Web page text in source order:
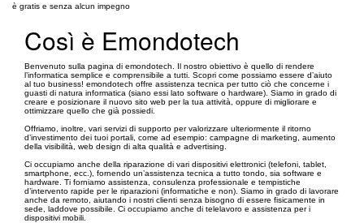
è gratis e senza alcun impegno
Così è Emondotech
Benvenuto sulla pagina di emondotech. Il nostro obiettivo è quello di rendere
l’informatica semplice e comprensibile a tutti. Scopri come possiamo essere d’aiuto
al tuo business! emondotech offre assistenza tecnica per tutto ciò che concerne i
guasti di natura informatica (siano essi lato software o hardware). Siamo in grado di
creare e posizionare il nuovo sito web per la tua attività, oppure di migliorare e
ottimizzare quello che già possiedi.
Offriamo, inoltre, vari servizi di supporto per valorizzare ulteriormente il ritorno
d’investimento dei tuoi portali, come ad esempio: campagne di marketing, aumento
della visibilità, web design di alta qualità e advertising.
Ci occupiamo anche della riparazione di vari dispositivi elettronici (telefoni, tablet,
smartphone, ecc.), fornendo un’assistenza tecnica a tutto tondo, sia software e
hardware. Ti forniamo assistenza, consulenza professionale e tempistiche
d’intervento rapide per le riparazioni (informatiche e non). Siamo in grado di lavorare
anche da remoto, aiutando i nostri clienti senza bisogno di essere fisicamente in
sede, laddove possibile. Ci occupiamo anche di telelavoro e assistenza per i
dispositivi mobili.